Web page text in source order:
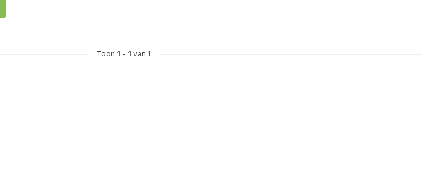
Toon 1 - 1 van 1